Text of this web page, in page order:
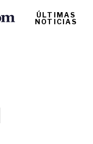
ÚLTIMAS
NOTICIAS